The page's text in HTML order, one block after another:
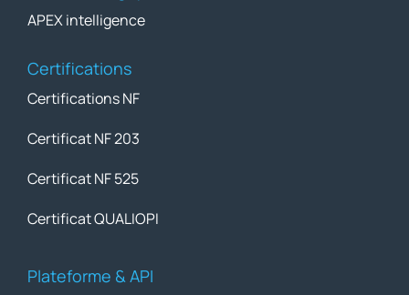
APEX intelligence
Certifications
Certifications NF
Certificat NF 203
Certificat NF 525
Certificat QUALIOPI
Plateforme & API